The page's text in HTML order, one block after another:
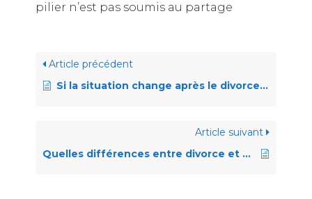
pilier n’est pas soumis au partage
Article précédent
Si la situation change après le divorce, qu’advient-il des versements liés au partage de la prévoyance professionnelle?
Article suivant
Quelles différences entre divorce et séparation?